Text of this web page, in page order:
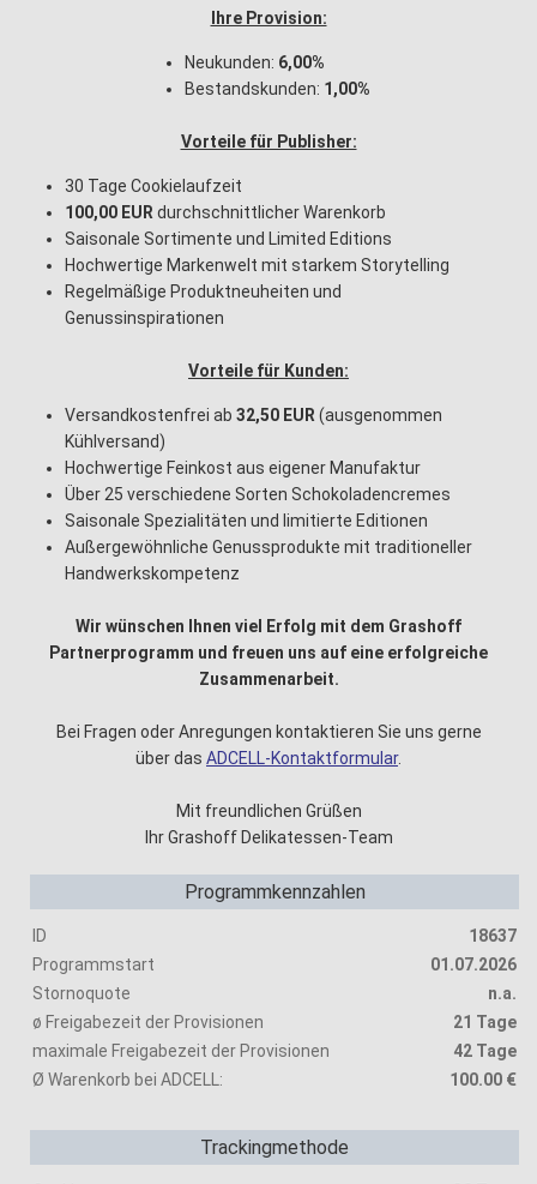
Ihre Provision:
Neukunden: 6,00%
Bestandskunden: 1,00%
Vorteile für Publisher:
30 Tage Cookielaufzeit
100,00 EUR durchschnittlicher Warenkorb
Saisonale Sortimente und Limited Editions
Hochwertige Markenwelt mit starkem Storytelling
Regelmäßige Produktneuheiten und
Genussinspirationen
Vorteile für Kunden:
Versandkostenfrei ab 32,50 EUR (ausgenommen
Kühlversand)
Hochwertige Feinkost aus eigener Manufaktur
Über 25 verschiedene Sorten Schokoladencremes
Saisonale Spezialitäten und limitierte Editionen
Außergewöhnliche Genussprodukte mit traditioneller
Handwerkskompetenz
Wir wünschen Ihnen viel Erfolg mit dem Grashoff
Partnerprogramm und freuen uns auf eine erfolgreiche
Zusammenarbeit.
Bei Fragen oder Anregungen kontaktieren Sie uns gerne
über das ADCELL-Kontaktformular.
Mit freundlichen Grüßen
Ihr Grashoff Delikatessen-Team
Programmkennzahlen
ID
18637
Programmstart
01.07.2026
Stornoquote
n.a.
ø Freigabezeit der Provisionen
21 Tage
maximale Freigabezeit der Provisionen
42 Tage
Ø Warenkorb bei ADCELL:
100.00 €
Trackingmethode